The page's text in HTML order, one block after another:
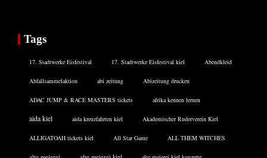
Tags
17. Stadtwerke Eisfestival 17. Stadtwerke Eisfestival kiel Abendkleid
Abfallsammelaktion abi zeitung Abizeitung drucken
ADAC JUMP & RACE MASTERS tickets afrika kennen lernen
aida kiel aida kreuzfahrten kiel Akademischer Ruderverein Kiel
ALLIGATOAH tickets kiel All Star Game ALL THEM WITCHES